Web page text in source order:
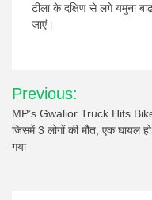
टीला के दक्षिण से लगे यमुना
जाएं।
Post
navigation
Previous:
MP’s Gwalior Truck Hits
जिसमें 3 लोगों की मौत, एक घायल हो
गया